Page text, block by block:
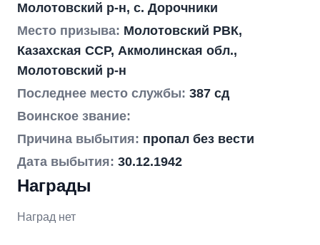
Молотовский р-н, с. Дорочники
Место призыва: Молотовский РВК,
Казахская ССР, Акмолинская обл.,
Молотовский р-н
Последнее место службы: 387 сд
Воинское звание:
Причина выбытия: пропал без вести
Дата выбытия: 30.12.1942
Награды
Наград нет